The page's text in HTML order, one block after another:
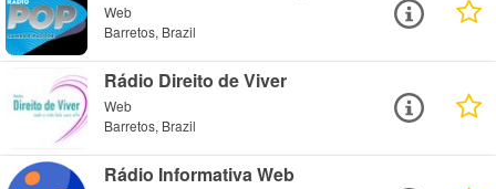
Web
Barretos, Brazil
Rádio Direito de Viver
Web
Barretos, Brazil
Rádio Informativa Web